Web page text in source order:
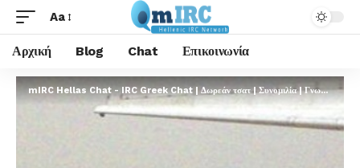
Aa
Αρχική Blog Chat Επικοινωνία
mIRC Hellas Chat - IRC Greek Chat | Δωρεάν τσατ | Συνομιλία | Γνωριμίες | FREE